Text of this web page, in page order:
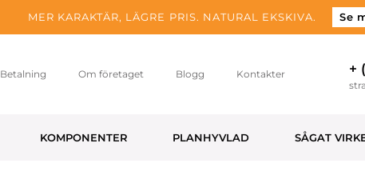
MER KARAKTÄR, LÄGRE PRIS. NATURAL EKSKIVA. Se
Betalning Om företaget Blogg Kontakter +
KOMPONENTER PLANHYVLAD SÅGAT